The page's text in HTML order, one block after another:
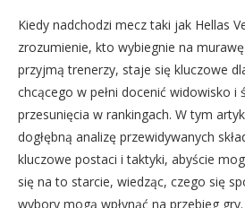
Kiedy nadchodzi mecz taki jak Hellas
zrozumienie, kto wybiegnie na
przyjmą trenerzy, staje się kluczowe
chcącego w pełni docenić widowisko i
przesunięcia w rankingach. W tym
dogłębną analizę przewidywanych
kluczowe postaci i taktyki, abyście
się na to starcie, wiedząc, czego się
wybory mogą wpłynąć na przebieg gry.